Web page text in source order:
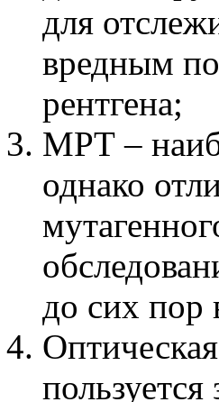
для
вредным
рентгена;
МРТ –
однако
до сих пор